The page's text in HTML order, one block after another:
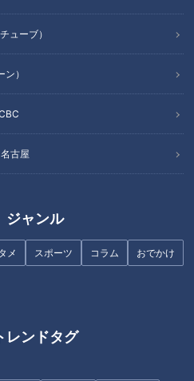
ューブ）
）
古屋
ジャンル
メ スポーツ コラム おでかけ
レンドタグ
ジェットコースターが東京都心
トラクションの歩み～
CBC WEBにて働く女性のリアル
とヒントを届けるポータルメデ